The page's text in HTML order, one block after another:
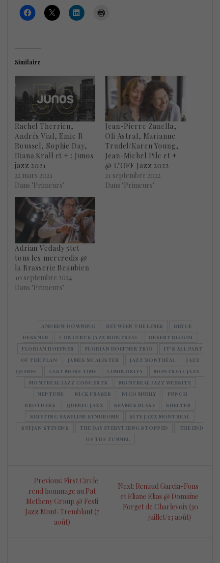
Similaire
Rachel Therrien,
Andrés Vial, Emie R
Roussel, Sophie Day,
Diana Krall et + : Junos
jazz 2021
22 mars 2021
Dans "Primeurs"
Jean-Pierre Zanella,
Oli Astral, Marianne
Trudel/Karen Young,
Jean-Michel Pilc et +
@ L’OFF Jazz 2022
21 septembre 2022
Dans "Primeurs"
Adrian Vedady 5tet
tous les mercredis @
la Brasserie Beaubien
10 septembre 2024
Dans "Primeurs"
ANDREW DOWNING BETWEEN THE LINES
BRYCE
DESSNER
CONCERTS JAZZ MONTREAL
DESERT BLOOM
FLORIAN HOEFNER
FLORIAN HOEFNER TRIO
IT’S ALL PART
OF THE PLAN
JAMES MCALISTER JAZZ MONTRÉAL
JAZZ
QUEBEC
LAST MORE TIME LUMINOSITY
MONTREAL JAZZ
MONTREAL JAZZ CONCERTS
MONTREAL JAZZ WEBSITE
NEPTUNE
NICK FRASER NICO MUHLY
PUNCH
BROTHERS
QUEBEC JAZZ SEAMUS BLAKE
SHELTER
SHIFTING BASELINE SYNDROME
SITE JAZZ MONTREAL
SUFJAN STEVENS
THE DAY EVERYTHING STOPPED
THE END
OF THE TUNNEL
Navigation
l’article
Previous: Previous
post:
First Circle
rend hommage au Pat
Metheny Group @ Festi
Jazz Mont-Tremblant (7
août)
Next: Next
post:
Renaud Garcia-Fons
et Eliane Elias @ Domaine
Forget de Charlevoix (30
juillet/13 août)